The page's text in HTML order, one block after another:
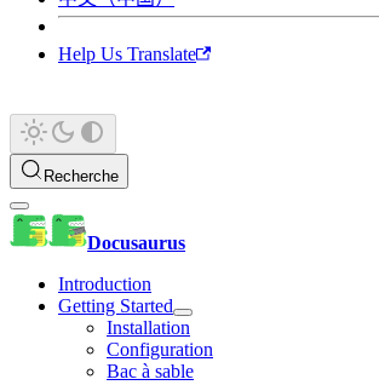
Help Us Translate
Recherche
Docusaurus
Introduction
Getting Started
Installation
Configuration
Bac à sable